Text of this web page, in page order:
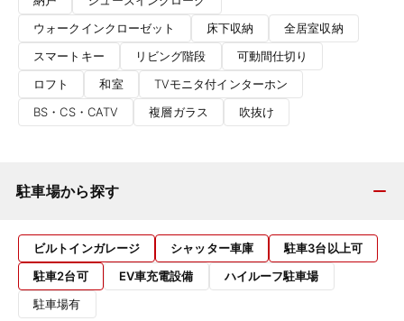
ウォークインクローゼット
床下収納
全居室収納
スマートキー
リビング階段
可動間仕切り
ロフト
和室
TVモニタ付インターホン
BS・CS・CATV
複層ガラス 吹抜け
駐車場から探す
ビルトインガレージ シャッター車庫
駐車3台以上可
駐車2台可
EV車充電設備
ハイルーフ駐車場
駐車場有